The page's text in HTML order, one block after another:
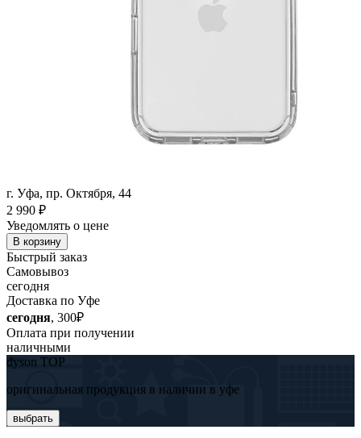
г. Уфа, пр. Октября, 44
2 990 ₽
Уведомлять о цене
В корзину
Быстрый заказ
Самовывоз
сегодня
Доставка по Уфе
сегодня, 300₽
Оплата при получении
наличными
dyson TOP
оригинальная продукция в наличии в уфе
выбрать